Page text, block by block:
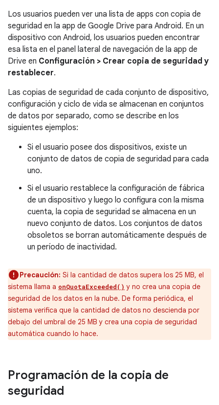
Los usuarios pueden ver una lista de apps con copia de
seguridad en la app de Google Drive para Android. En un
dispositivo con Android, los usuarios pueden encontrar
esa lista en el panel lateral de navegación de la app de
Drive en Configuración > Crear copia de seguridad y
restablecer.
Las copias de seguridad de cada conjunto de dispositivo,
configuración y ciclo de vida se almacenan en conjuntos
de datos por separado, como se describe en los
siguientes ejemplos:
Si el usuario posee dos dispositivos, existe un
conjunto de datos de copia de seguridad para cada
uno.
Si el usuario restablece la configuración de fábrica
de un dispositivo y luego lo configura con la misma
cuenta, la copia de seguridad se almacena en un
nuevo conjunto de datos. Los conjuntos de datos
obsoletos se borran automáticamente después de
un período de inactividad.
Precaución: Si la cantidad de datos supera los 25 MB, el
sistema llama a onQuotaExceeded() y no crea una copia de
seguridad de los datos en la nube. De forma periódica, el
sistema verifica que la cantidad de datos no descienda por
debajo del umbral de 25 MB y crea una copia de seguridad
automática cuando lo hace.
Programación de la copia de
seguridad